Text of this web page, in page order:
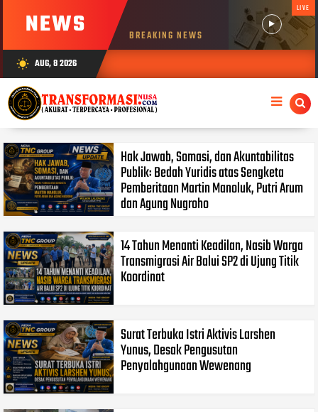
NEWS BREAKING NEWS
LIVE
wb_sunny AUG, 8 2026
Hak Jawab, Somasi, dan Akuntabilitas
Publik: Bedah Yuridis atas Sengketa
Pemberitaan Martin Manoluk, Putri Arum
dan Agung Nugroho
14 Tahun Menanti Keadilan, Nasib Warga
Transmigrasi Air Balui SP2 di Ujung Titik
Koordinat
Surat Terbuka Istri Aktivis Larshen
Yunus, Desak Pengusutan
Penyalahgunaan Wewenang